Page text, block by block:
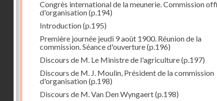
Congrès international de la meunerie. Commission
d'organisation(p.194)
Introduction(p.195)
Première journée jeudi 9 août 1900. Réunion de la
commission. Séance d'ouverture(p.196)
Discours de M. Le Ministre de l'agriculture(p.197)
Discours de M. J. Moulin, Président de la commission
d'organisation(p.198)
Discours de M. Van Den Wyngaert(p.198)